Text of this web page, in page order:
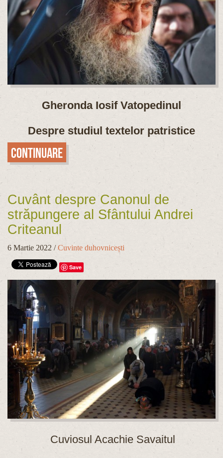
Gheronda Iosif Vatopedinul
Despre studiul textelor patristice
Continuare
Cuvânt despre Canonul de
străpungere al Sfântului Andrei
Criteanul
6 Martie 2022 /Cuvinte duhovnicești
Save
Cuviosul Acachie Savaitul